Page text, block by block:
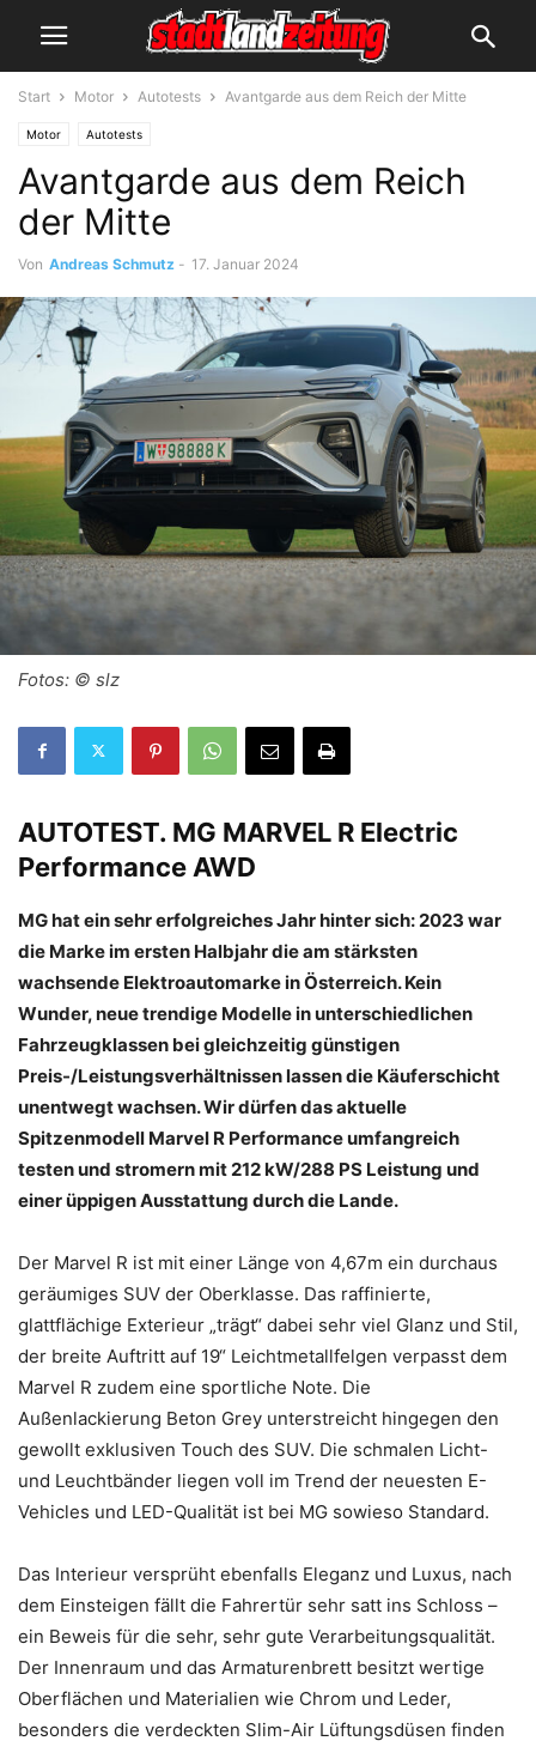
Start Motor Autotests Avantgarde aus dem Reich der Mitte
Motor Autotests
Avantgarde aus dem Reich
der Mitte
Von Andreas Schmutz - 17. Januar 2024
Fotos: © slz
AUTOTEST. MG MARVEL R Electric
Performance AWD
MG hat ein sehr erfolgreiches Jahr hinter sich: 2023 war
die Marke im ersten Halbjahr die am stärksten
wachsende Elektroautomarke in Österreich. Kein
Wunder, neue trendige Modelle in unterschiedlichen
Fahrzeugklassen bei gleichzeitig günstigen
Preis-/Leistungsverhältnissen lassen die Käuferschicht
unentwegt wachsen. Wir dürfen das aktuelle
Spitzenmodell Marvel R Performance umfangreich
testen und stromern mit 212 kW/288 PS Leistung und
einer üppigen Ausstattung durch die Lande.
Der Marvel R ist mit einer Länge von 4,67m ein durchaus
geräumiges SUV der Oberklasse. Das raffinierte,
glattflächige Exterieur „trägt“ dabei sehr viel Glanz und Stil,
der breite Auftritt auf 19“ Leichtmetallfelgen verpasst dem
Marvel R zudem eine sportliche Note. Die
Außenlackierung Beton Grey unterstreicht hingegen den
gewollt exklusiven Touch des SUV. Die schmalen Licht-
und Leuchtbänder liegen voll im Trend der neuesten E-
Vehicles und LED-Qualität ist bei MG sowieso Standard.
Das Interieur versprüht ebenfalls Eleganz und Luxus, nach
dem Einsteigen fällt die Fahrertür sehr satt ins Schloss –
ein Beweis für die sehr, sehr gute Verarbeitungsqualität.
Der Innenraum und das Armaturenbrett besitzt wertige
Oberflächen und Materialien wie Chrom und Leder,
besonders die verdeckten Slim-Air Lüftungsdüsen finden